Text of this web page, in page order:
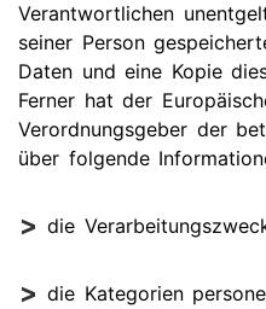
Verantwortlichen
seiner Person
Daten und eine Kopie
Ferner hat der
Verordnungsgeber der
über folgende
die
die Kategorien